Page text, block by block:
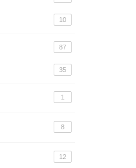
10
87
35
1
8
12